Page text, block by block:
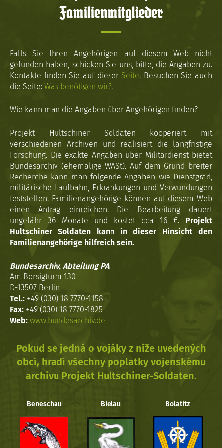
Familienmitglieder
Falls Sie Ihren Angehörigen auf diesem Web nicht
gefunden haben, schicken Sie uns, bitte, die Angaben zu.
Kontakte finden Sie auf dieser Seite. Besuchen Sie auch
die Seite: Was benötigen wir?.
Wie kann man die Angaben über Angehörigen finden?
Projekt Hultschiner Soldaten kooperiert mit
verschiedenen Archiven und realisiert die langfristige
Forschung. Die exakte Angaben über Militärdienst bietet
Bundesarchiv (ehemalige WASt). Auf dem Grund breiter
Recherche kann man folgende Angaben wie Dienstgrad,
militärische Laufbahn, Erkrankungen und Verwundungen
feststellen. Familienangehörige können auf diesem Web
einen Antrag einreichen. Die Bearbeitung dauert
ungefähr 36 Monate und kostet cca 16 €. Projekt
Hultschiner Soldaten kann in dieser Hinsicht den
Familienangehörige hilfreich sein.
Bundesarchiv, Abteilung PA
Am Borsigturm 130
D-13507 Berlin
Tel.: +49 (030) 18 7770-1158
Fax: +49 (030) 18 7770-1825
Web: www.bundesarchiv.de
Pokud se jedná o vojáky z níže uvedených
obcí, hradí všechny poplatky vojenskému
archivu Projekt Hultschiner-Soldaten.
Beneschau Bielau Bolatitz